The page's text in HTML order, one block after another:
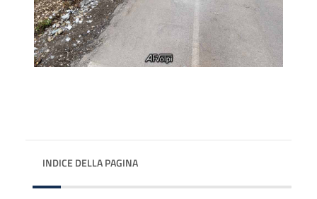
INDICE DELLA PAGINA